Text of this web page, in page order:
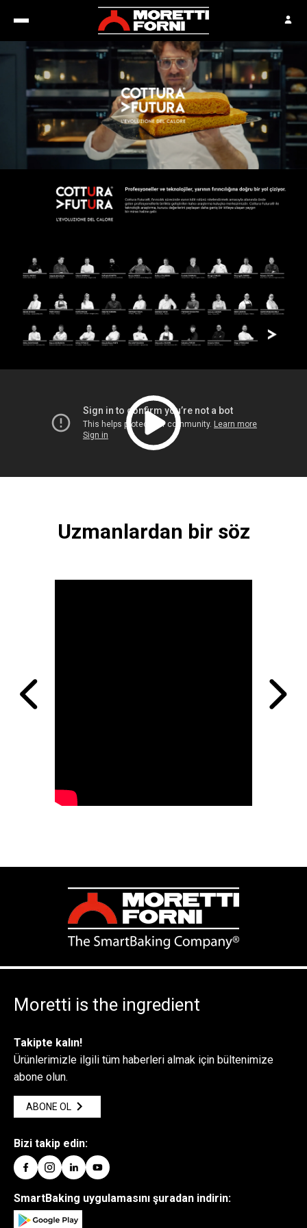
Uzmanlardan bir söz
Moretti is the ingredient
Takipte kalın!
Ürünlerimizle ilgili tüm haberleri almak için bültenimize
abone olun.
ABONE OL
Bizi takip edin:
SmartBaking uygulamasını şuradan indirin: